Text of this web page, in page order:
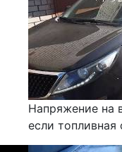
Напряжение на
если топливная